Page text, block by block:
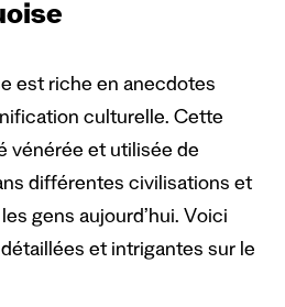
est riche en anecdotes
culturelle. Cette
vénérée et utilisée de
différentes civilisations et
gens aujourd’hui. Voici
et intrigantes sur le